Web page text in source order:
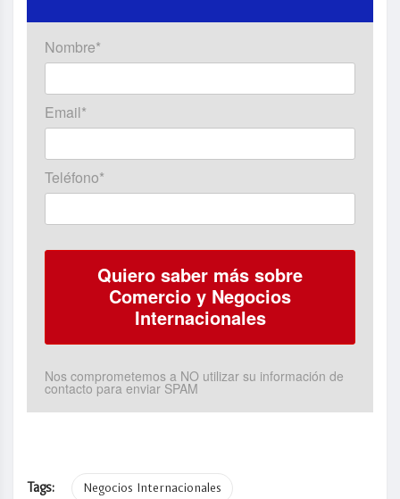
Nombre*
Email*
Teléfono*
Nos comprometemos a NO utilizar su información de
contacto para enviar SPAM
Tags: Negocios Internacionales